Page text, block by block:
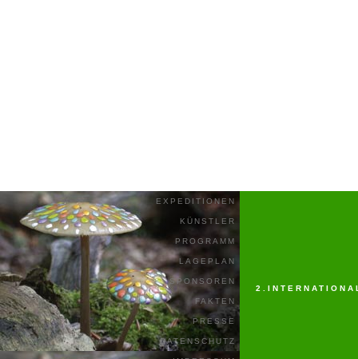
EXPEDITIONEN
KÜNSTLER
PROGRAMM
LAGEPLAN
SPONSOREN
FAKTEN
PRESSE
DATENSCHUTZ